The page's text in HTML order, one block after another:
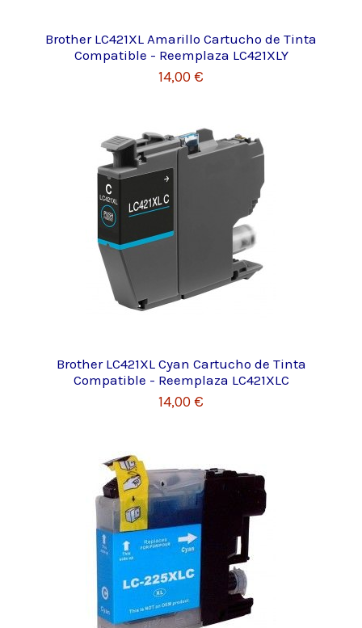
Brother LC421XL Amarillo Cartucho de Tinta
Compatible - Reemplaza LC421XLY
14,00 €
Brother LC421XL Cyan Cartucho de Tinta
Compatible - Reemplaza LC421XLC
14,00 €